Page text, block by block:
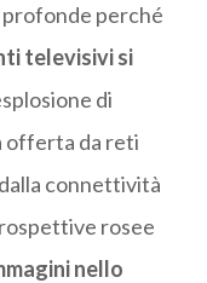
perché
televisivi si
di
offerta da reti
connettività
rosee
nello